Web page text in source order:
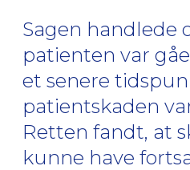
Sagen handlede
patienten var
et senere
patientskaden
Retten fandt, at
kunne have